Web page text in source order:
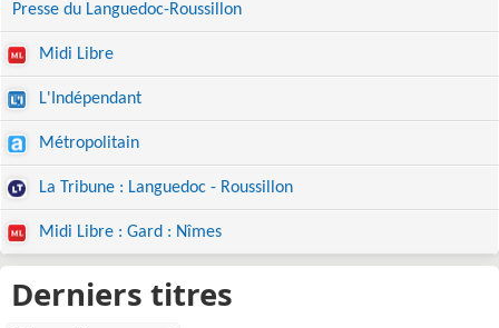
Presse du Languedoc-Roussillon
Midi Libre
L'Indépendant
Métropolitain
La Tribune : Languedoc - Roussillon
Midi Libre : Gard : Nîmes